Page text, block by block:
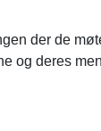
der de
og deres